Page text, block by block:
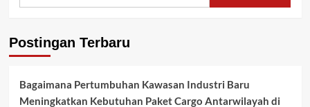
Postingan Terbaru
Bagaimana Pertumbuhan Kawasan Industri Baru
Meningkatkan Kebutuhan Paket Cargo Antarwilayah di